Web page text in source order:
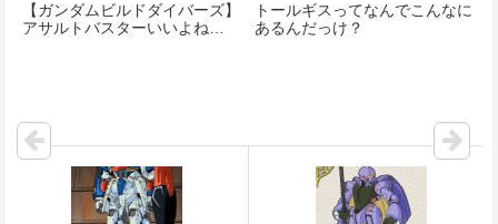
【ガンダムビルドダイバーズ】
アサルトバスターいいよね…
トールギスってなんでこんなに
あるんだっけ？